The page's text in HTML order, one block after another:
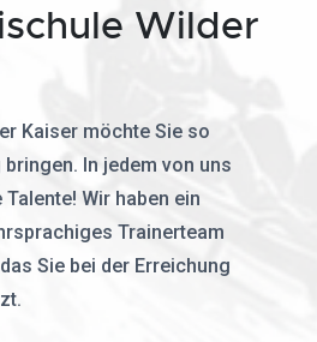
Wilder
Kaiser möchte Sie so
In jedem von uns
Wir haben ein
Trainerteam
Sie bei der Erreichung